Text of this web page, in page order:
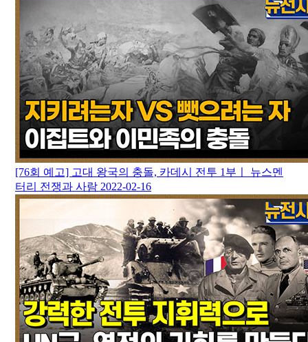
[76회 예고] 고대 왕국의 충돌, 카데시 전투 1부ㅣ 뉴스멘
터리 전쟁과 사람 2022-02-16